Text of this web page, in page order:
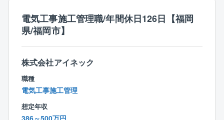
後も増えていきます。
従来の型にとらわれない”未来の街づくり提案”を積極的
に行い、大規模プロジェクトを手掛けた実績が豊富な
同社だからこそ初回の訪問から耳を傾けていただきや
すいのも魅力の1つです。
※プロジェクトの一例
・学校、病院、オフィス、街路灯などのLED照明の切
り替え
・EV自動車の充電スタンドやカーシェアリングの拠点
整備
・快適な室内環境を実現しながら、消費エネルギー
現在、組織として業務IT化を推進しております。「施
工管理は泥臭い」。
同社が担当する工事の施工管理は官公庁発注の大規模
工事が中心で、中には大手メーカーとの協業案件もあ
り、やりがいとスキルアップができる環境です。
【魅力】
入社後は同社の施工管理フローに関する知識を習得→
徐々に担当する施工管理業務の幅を広げながら独り立
ち→将来は施工管理部門の中核としてご活躍いただく
と共に、業務指導や人材育成にも貢献いただきたいと
考えております。
【業務の魅力】
◎社会貢献性
自治体、政府が掲げているカーボンニュートラルに対
電気工事施工管理職/年間休日126日【福岡
県/福岡市】
株式会社アイネック
職種
電気工事施工管理
想定年収
386～500万円